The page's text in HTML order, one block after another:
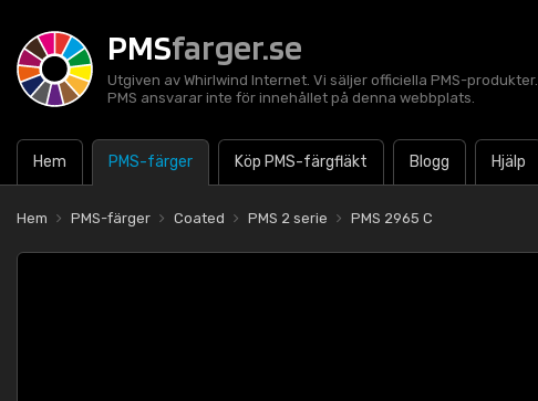
PMSfarger.se
Utgiven av Whirlwind Internet. Vi säljer officiella PMS-produkter.
PMS ansvarar inte för innehållet på denna webbplats.
Hem PMS-färger Köp PMS-färgfläkt Blogg Hjälp
Hem PMS-färger Coated PMS 2 serie PMS 2965 C